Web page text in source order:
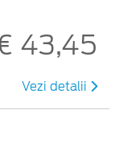
43,45
Vezi detalii